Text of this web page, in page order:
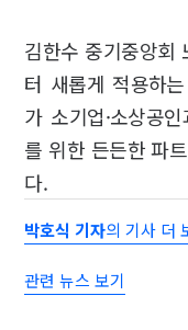
김한수 중기중앙회
터 새롭게 적용하
가 소기업·소상공
를 위한 든든한 파
다.
박호식 기자의 기사 더
관련 뉴스 보기